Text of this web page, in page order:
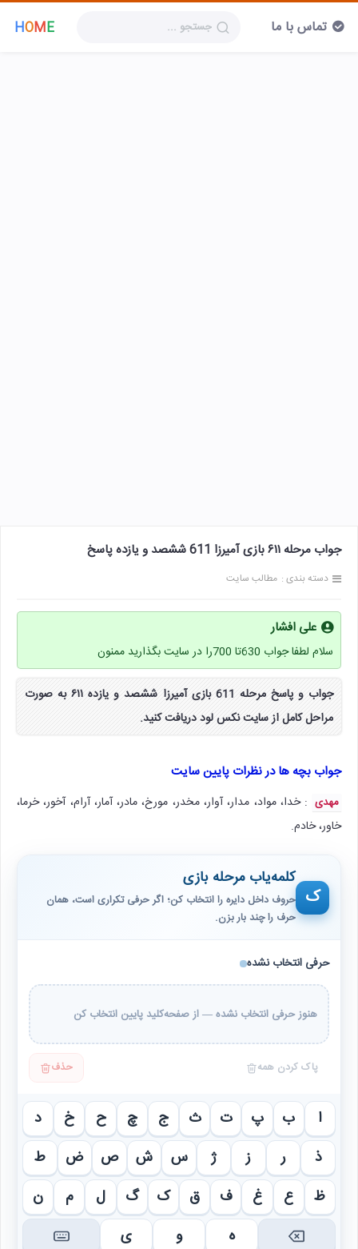
HOME تماس با ما
جواب مرحله ۶۱۱ بازی آمیرزا 611 ششصد و یازده پاسخ
دسته بندی : مطالب سایت
علی افشار
سلام لطفا جواب 630تا 700را در سایت بگذارید ممنون
جواب و پاسخ مرحله 611 بازی آمیرزا ششصد و یازده ۶۱۱ به صورت
مراحل کامل از سایت نکس لود دریافت کنید.
جواب بچه ها در نظرات پایین سایت
مهدی : خدا، مواد، مدار، آوار، مخدر، مورخ، مادر، آمار، آرام، آخور، خرما،
خاور، خادم.
ک
کلمه‌یاب مرحله بازی
حروف داخل دایره را انتخاب کن؛ اگر حرفی تکراری است، همان
حرف را چند بار بزن.
حرفی انتخاب نشده
هنوز حرفی انتخاب نشده — از صفحه‌کلید پایین انتخاب کن
پاک کردن همه حذف
ا ب پ ت ث ج چ ح خ
د
ذ
ر ز ژ س ش ص ض
ط
ظ
ع غ ف ق ک گ ل م
ن
ه
و ی